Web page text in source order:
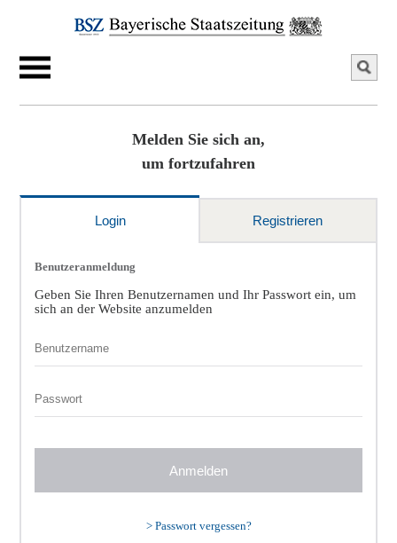
Melden Sie sich an,
um fortzufahren
Login Registrieren
Benutzeranmeldung
Geben Sie Ihren Benutzernamen und Ihr Passwort ein, um
sich an der Website anzumelden
> Passwort vergessen?